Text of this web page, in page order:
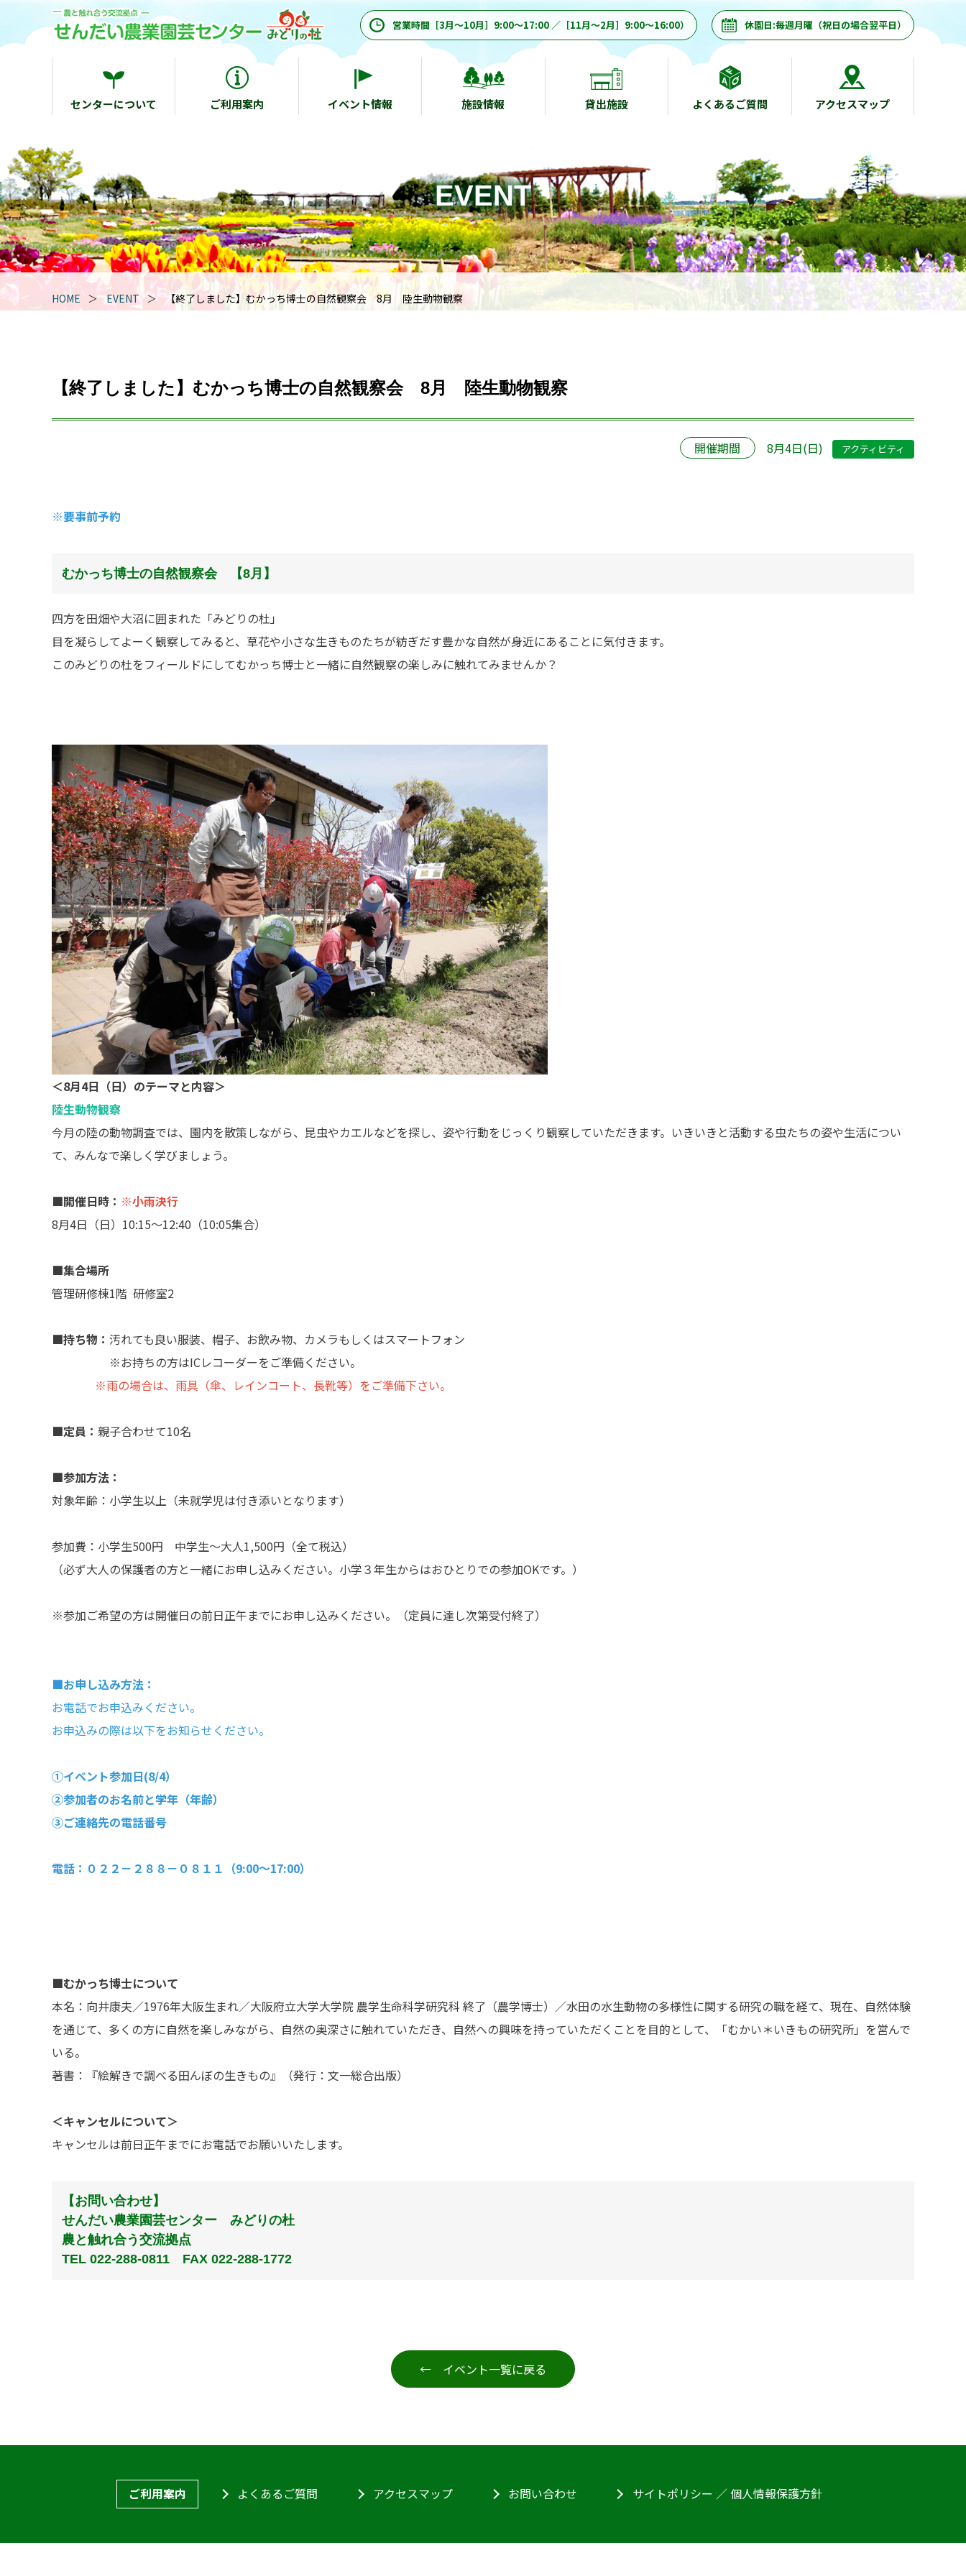
営業時間［3月～10月］9:00～17:00 ／［11月～2月］9:00～16:00） 休園日:毎週月曜（祝日の場合翌平日）
センターについて ご利用案内 イベント情報 施設情報 貸出施設 よくあるご質問 アクセスマップ
EVENT
HOME EVENT 【終了しました】むかっち博士の自然観察会 8月 陸生動物観察
【終了しました】むかっち博士の自然観察会 8月 陸生動物観察
開催期間 8月4日(日) アクティビティ
※要事前予約
むかっち博士の自然観察会 【8月】
四方を田畑や大沼に囲まれた「みどりの杜」
目を凝らしてよーく観察してみると、草花や小さな生きものたちが紡ぎだす豊かな自然が身近にあることに気付きます。
このみどりの杜をフィールドにしてむかっち博士と一緒に自然観察の楽しみに触れてみませんか？
＜8月4日（日）のテーマと内容＞
陸生動物観察
今月の陸の動物調査では、園内を散策しながら、昆虫やカエルなどを探し、姿や行動をじっくり観察していただきます。いきいきと活動する虫たちの姿や生活につい
て、みんなで楽しく学びましょう。
■開催日時： ※小雨決行
8月4日（日）10:15～12:40（10:05集合）
■集合場所
管理研修棟1階 研修室2
■持ち物： 汚れても良い服装、帽子、お飲み物、カメラもしくはスマートフォン
※お持ちの方はICレコーダーをご準備ください。
※雨の場合は、雨具（傘、レインコート、長靴等）をご準備下さい。
■定員： 親子合わせて10名
■参加方法：
対象年齢：小学生以上（未就学児は付き添いとなります）
参加費：小学生500円 中学生～大人1,500円（全て税込）
（必ず大人の保護者の方と一緒にお申し込みください。小学３年生からはおひとりでの参加OKです。）
※参加ご希望の方は開催日の前日正午までにお申し込みください。（定員に達し次第受付終了）
■お申し込み方法：
お電話でお申込みください。
お申込みの際は以下をお知らせください。
①イベント参加日(8/4）
②参加者のお名前と学年（年齢）
③ご連絡先の電話番号
電話：０２２－２８８－０８１１（9:00～17:00）
■むかっち博士について
本名：向井康夫／1976年大阪生まれ／大阪府立大学大学院 農学生命科学研究科 終了（農学博士）／水田の水生動物の多様性に関する研究の職を経て、現在、自然体験
を通じて、多くの方に自然を楽しみながら、自然の奥深さに触れていただき、自然への興味を持っていただくことを目的として、「むかい＊いきもの研究所」を営んで
いる。
著書：『絵解きで調べる田んぼの生きもの』（発行：文一総合出版）
＜キャンセルについて＞
キャンセルは前日正午までにお電話でお願いいたします。
【お問い合わせ】
せんだい農業園芸センター みどりの杜
農と触れ合う交流拠点
TEL 022-288-0811 FAX 022-288-1772
← イベント一覧に戻る
ご利用案内 よくあるご質問 アクセスマップ お問い合わせ サイトポリシー ／ 個人情報保護方針